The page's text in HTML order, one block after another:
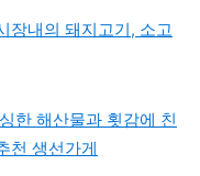
장내의 돼지고기, 소고
한 해산물과 횟감에 친
천 생선가게